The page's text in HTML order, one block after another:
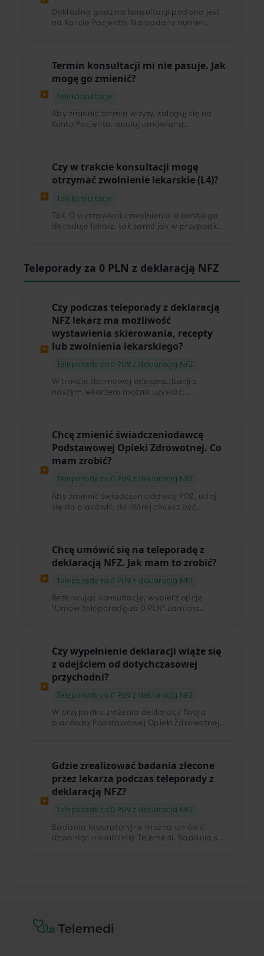
Dokładna godzina konsultacji podana jest
na Koncie Pacjenta. Na podany numer
▶
Termin konsultacji mi nie pasuje. Jak
mogę go zmienić?
Telekonsultacje
Aby zmienić termin wizyty, zaloguj się na
Konto Pacjenta, anuluj umówioną
▶
Czy w trakcie konsultacji mogę
otrzymać zwolnienie lekarskie (L4)?
Telekonsultacje
Tak. O wystawieniu zwolnienia lekarskiego
decyduje lekarz, tak samo jak w przypadku
przez lekarza zarejestrowanego na terenie
Polski zostanie zaakceptowane przez
Teleporady za 0 PLN z deklaracją NFZ
▶
Czy podczas teleporady z deklaracją
NFZ lekarz ma możliwość
wystawienia skierowania, recepty
lub zwolnienia lekarskiego?
Teleporady za 0 PLN z deklaracją NFZ
W trakcie darmowej telekonsultacji z
naszym lekarzem można uzyskać:
▶
Chcę zmienić świadczeniodawcę
Podstawowej Opieki Zdrowotnej. Co
mam zrobić?
Teleporady za 0 PLN z deklaracją NFZ
Aby zmienić świadczeniodawcę POZ, udaj
się do placówki, do której chcesz być
także za pośrednictwem Internetowego
Konta Pacjenta.
▶
Chcę umówić się na teleporadę z
deklaracją NFZ. Jak mam to zrobić?
Teleporady za 0 PLN z deklaracją NFZ
Rezerwując konsultację, wybierz opcję
"Umów teleporadę za 0 PLN" zamiast
Zdrowotnej. Dwie takie zmiany w ciągu roku
są bezpłatne. Pamiętaj, że wizyty na NFZ są
dostępne tylko dla osób ubezpieczonych w
NFZ.
▶
Czy wypełnienie deklaracji wiąże się
z odejściem od dotychczasowej
przychodni?
Teleporady za 0 PLN z deklaracją NFZ
W przypadku złożenia deklaracji Twoją
placówką Podstawowej Opieki Zdrowotnej
▶
Gdzie zrealizować badania zlecone
przez lekarza podczas teleporady z
deklaracją NFZ?
Teleporady za 0 PLN z deklaracją NFZ
Badania laboratoryjne można umówić
dzwoniąc na infolinię Telemedi. Badania są